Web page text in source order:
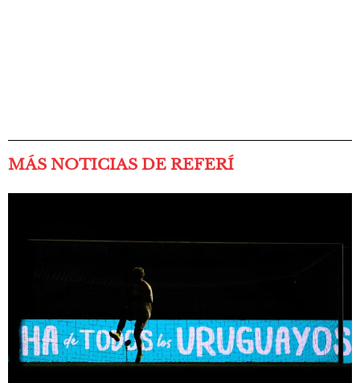
MÁS NOTICIAS DE REFERÍ